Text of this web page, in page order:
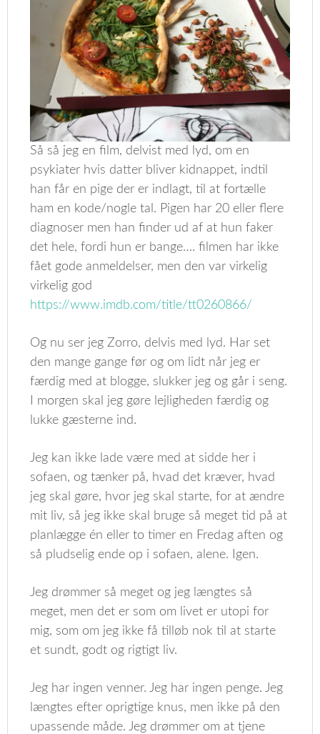
Så så jeg en film, delvist med lyd, om en
psykiater hvis datter bliver kidnappet, indtil
han får en pige der er indlagt, til at fortælle
ham en kode/nogle tal. Pigen har 20 eller flere
diagnoser men han finder ud af at hun faker
det hele, fordi hun er bange…. filmen har ikke
fået gode anmeldelser, men den var virkelig
virkelig god
https://www.imdb.com/title/tt0260866/
Og nu ser jeg Zorro, delvis med lyd. Har set
den mange gange før og om lidt når jeg er
færdig med at blogge, slukker jeg og går i seng.
I morgen skal jeg gøre lejligheden færdig og
lukke gæsterne ind.
Jeg kan ikke lade være med at sidde her i
sofaen, og tænker på, hvad det kræver, hvad
jeg skal gøre, hvor jeg skal starte, for at ændre
mit liv, så jeg ikke skal bruge så meget tid på at
planlægge én eller to timer en Fredag aften og
så pludselig ende op i sofaen, alene. Igen.
Jeg drømmer så meget og jeg længtes så
meget, men det er som om livet er utopi for
mig, som om jeg ikke få tilløb nok til at starte
et sundt, godt og rigtigt liv.
Jeg har ingen venner. Jeg har ingen penge. Jeg
længtes efter oprigtige knus, men ikke på den
upassende måde. Jeg drømmer om at tjene